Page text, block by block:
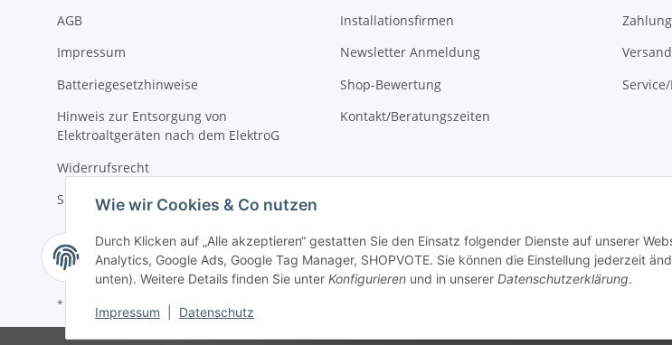
Wie wir Cookies & Co nutzen
Durch Klicken auf „Alle akzeptieren“ gestatten Sie den Einsatz folgender Dienste auf unserer
Analytics, Google Ads, Google Tag Manager, SHOPVOTE. Sie können die Einstellung jederzeit
unten). Weitere Details finden Sie unter Konfigurieren und in unserer Datenschutzerklärung.
Impressum Datenschutz
AGB
Impressum
Batteriegesetzhinweise
Hinweis zur Entsorgung von
Elektroaltgeräten nach dem ElektroG
Widerrufsrecht
Sitemap
Installationsfirmen
Newsletter Anmeldung
Shop-Bewertung
Kontakt/Beratungszeiten
Vertrag widerrufen
* Alle Preise inkl. gesetzlicher USt., zzgl.